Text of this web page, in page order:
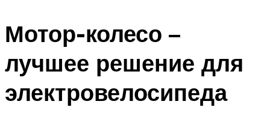
Мотор-колесо –
лучшее решение для
электровелосипеда